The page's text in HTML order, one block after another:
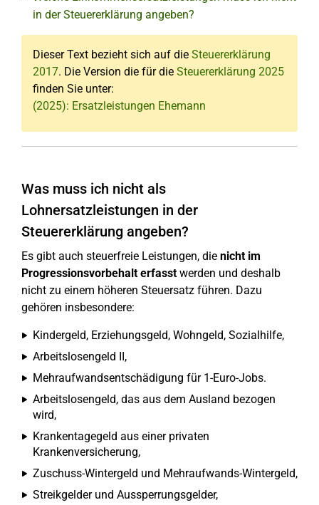
in der Steuererklärung angeben?
Dieser Text bezieht sich auf die Steuererklärung
2017. Die Version die für die Steuererklärung 2025
finden Sie unter:
(2025): Ersatzleistungen Ehemann
Was muss ich nicht als
Lohnersatzleistungen in der
Steuererklärung angeben?
Es gibt auch steuerfreie Leistungen, die nicht im
Progressionsvorbehalt erfasstwerden und deshalb
nicht zu einem höheren Steuersatz führen. Dazu
gehören insbesondere:
Kindergeld, Erziehungsgeld, Wohngeld, Sozialhilfe,
Arbeitslosengeld II,
Mehraufwandsentschädigung für 1-Euro-Jobs.
Arbeitslosengeld, das aus dem Ausland bezogen
wird,
Krankentagegeld aus einer privaten
Krankenversicherung,
Zuschuss-Wintergeld und Mehraufwands-Wintergeld,
Streikgelder und Aussperrungsgelder,